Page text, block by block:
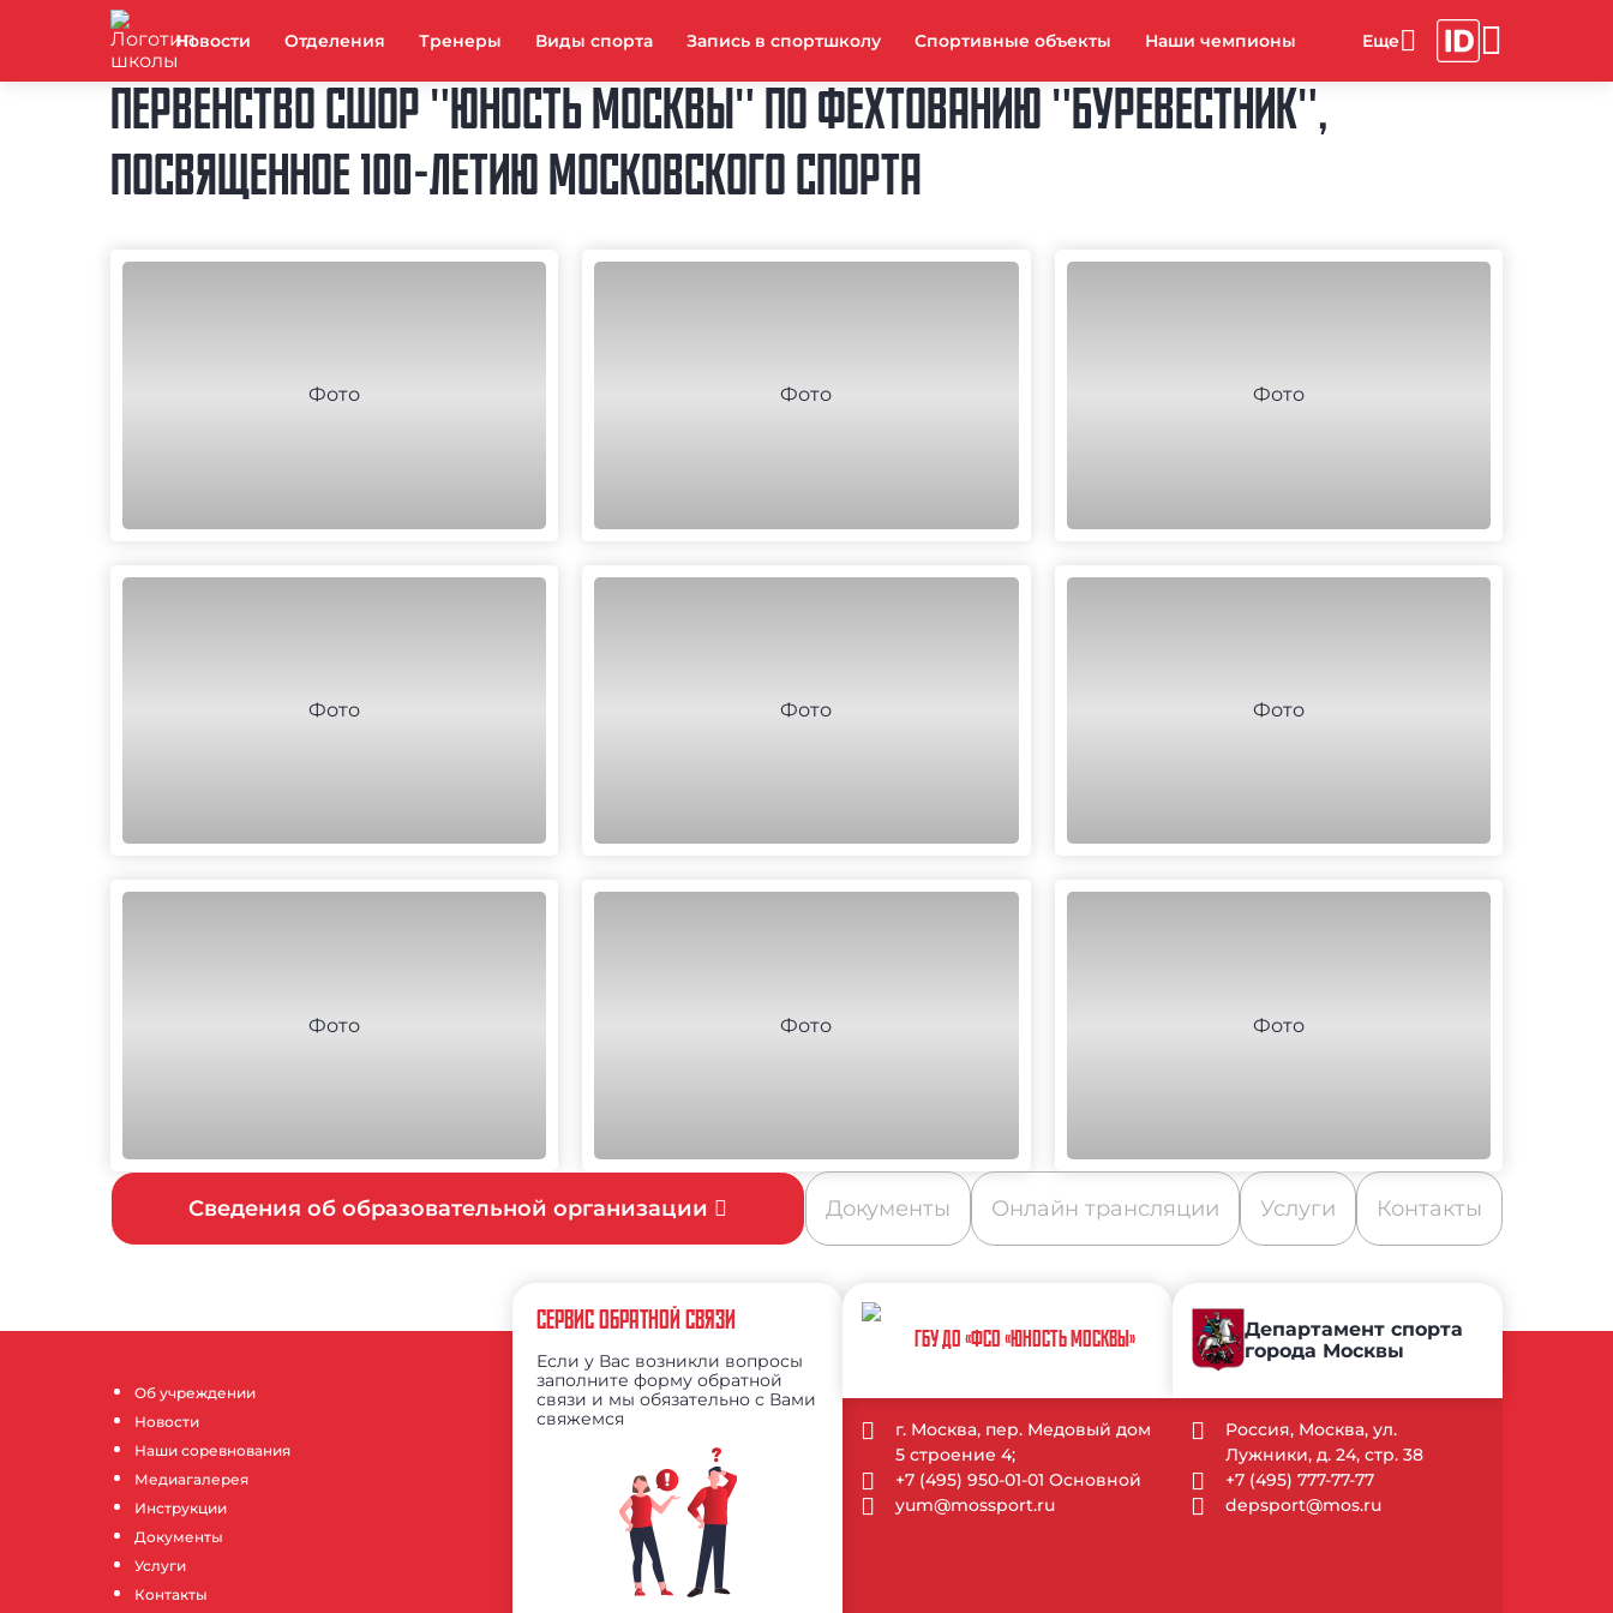
Новости Отделения Тренеры Виды спорта Запись в спортшколу Спортивные объекты Наши чемпионы
ПЕРВЕНСТВО СШОР "ЮНОСТЬ МОСКВЫ" ПО ФЕХТОВАНИЮ "БУРЕВЕСТНИК",
ПОСВЯЩЕННОЕ 100-ЛЕТИЮ МОСКОВСКОГО СПОРТА
Сведения об образовательной организации Документы Онлайн трансляции Услуги Контакты
Об учреждении
Новости
Наши соревнования
Медиагалерея
Инструкции
Документы
Услуги
Контакты
СЕРВИС ОБРАТНОЙ СВЯЗИ
Если у Вас возникли вопросы
заполните форму обратной
связи и мы обязательно с Вами
свяжемся
ГБУ ДО «ФСО «ЮНОСТЬ МОСКВЫ»
г. Москва, пер. Медовый дом
5 строение 4;
+7 (495) 950-01-01 Основной
yum@mossport.ru
Департамент спорта
города Москвы
Россия, Москва, ул.
Лужники, д. 24, стр. 38
+7 (495) 777-77-77
depsport@mos.ru